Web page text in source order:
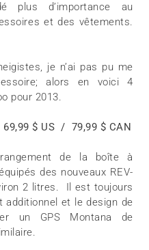
plus d’importance au
et des vêtements.
je n’ai pas pu me
alors en voici 4
pour 2013.
$ US / 79,99 $ CAN
de la boîte à
des nouveaux REV-
2 litres. Il est toujours
additionnel et le design de
un GPS Montana de